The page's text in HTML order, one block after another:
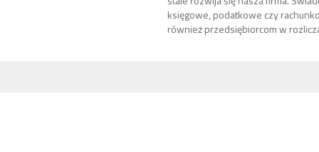
księgowe, podatkowe czy
również przedsiębiorcom w